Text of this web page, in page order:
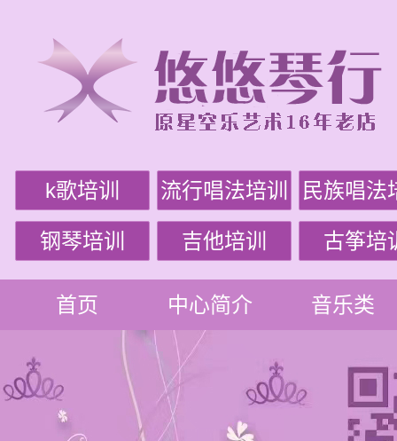
k歌培训 流行唱法培训 民族唱法
钢琴培训 吉他培训 古筝培
首页 中心简介 音乐类